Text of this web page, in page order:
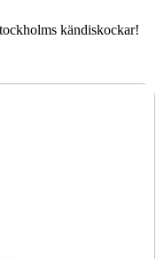
kändiskockar!